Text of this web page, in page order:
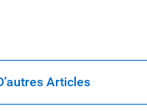
Articles